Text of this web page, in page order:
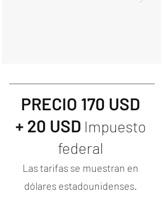
PRECIO 170 USD
+ 20 USD Impuesto
federal
Las tarifas se muestran en
dólares estadounidenses.